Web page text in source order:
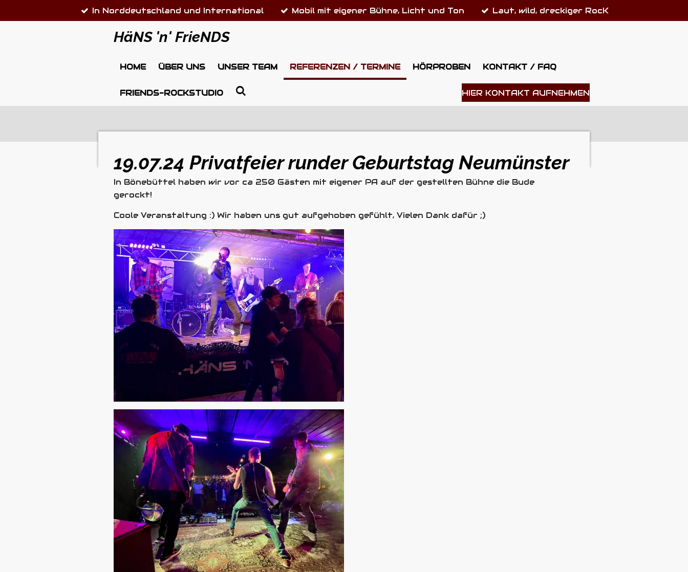
Hauptinhalt
In Norddeutschland und International Mobil mit eigener Bühne, Licht und Ton Laut, wild, dreckiger RocK
HäNS 'n' FrieNDS
HOME ÜBER UNS UNSER TEAM REFERENZEN / TERMINE HÖRPROBEN KONTAKT / FAQ
FRIENDS-ROCKSTUDIO HIER KONTAKT AUFNEHMEN
19.07.24 Privatfeier runder Geburtstag Neumünster
In Bönebüttel haben wir vor ca 250 Gästen mit eigener PA auf der gestellten Bühne die Bude
gerockt!
Coole Veranstaltung :) Wir haben uns gut aufgehoben gefühlt, Vielen Dank dafür ;)